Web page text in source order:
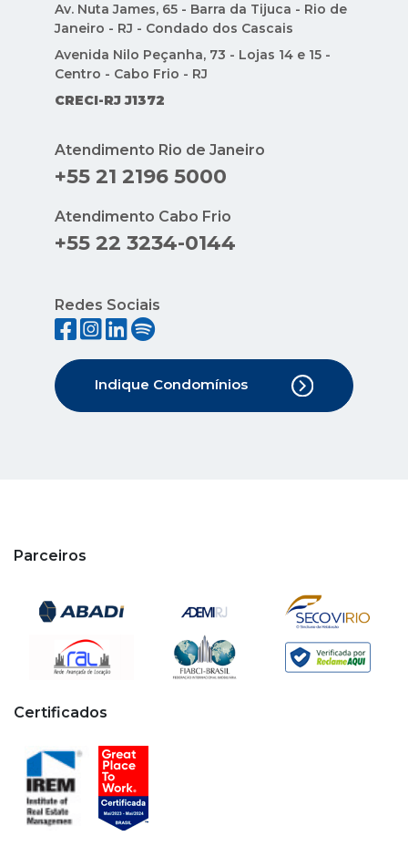
Av. Nuta James, 65 - Barra da Tijuca - Rio de
Janeiro - RJ - Condado dos Cascais
Avenida Nilo Peçanha, 73 - Lojas 14 e 15 -
Centro - Cabo Frio - RJ
CRECI-RJ J1372
Atendimento Rio de Janeiro
+55 21 2196 5000
Atendimento Cabo Frio
+55 22 3234-0144
Redes Sociais
Indique Condomínios
Parceiros
Certificados